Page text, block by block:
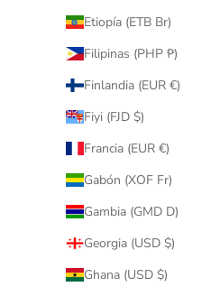
Etiopía (ETB Br)
Filipinas (PHP ₱)
Finlandia (EUR €)
Fiyi (FJD $)
Francia (EUR €)
Gabón (XOF Fr)
Gambia (GMD D)
Georgia (USD $)
Ghana (USD $)